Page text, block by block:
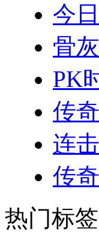
今
骨
PK
传
连
传
热门标签